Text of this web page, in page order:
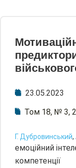
23.05.2023
Том 18, № 3,
Г. Дубровинський,
емоційний
компетенції